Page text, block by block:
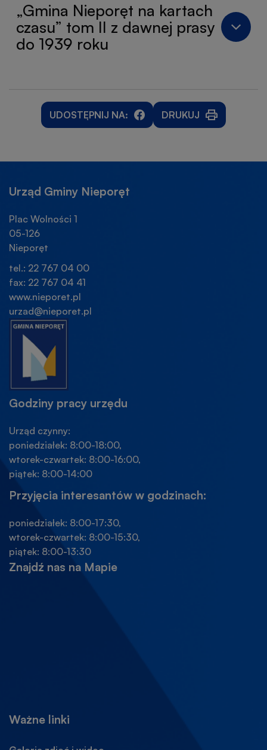
„Gmina Nieporęt na kartach
czasu” tom II z dawnej prasy
do 1939 roku
UDOSTĘPNIJ NA:
WILL
NEW
DRUKUJ
WILL
NEW
OTWORZY
NOWEJ
Urząd Gminy Nieporęt
Plac Wolności 1
05-126
Nieporęt
tel.: 22 767 04 00
fax: 22 767 04 41
www.nieporet.pl
urzad@nieporet.pl
Godziny pracy urzędu
Urząd czynny:
poniedziałek: 8:00-18:00,
wtorek-czwartek: 8:00-16:00,
piątek: 8:00-14:00
Przyjęcia interesantów w godzinach:
poniedziałek: 8:00-17:30,
wtorek-czwartek: 8:00-15:30,
piątek: 8:00-13:30
Znajdź nas na Mapie
Ważne linki